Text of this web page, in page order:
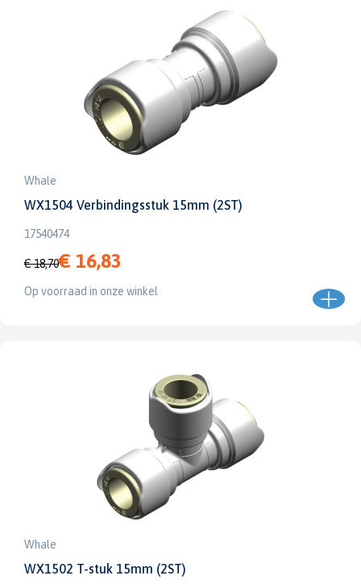
Whale
WX1504 Verbindingsstuk 15mm (2ST)
17540474
€ 18,70€ 16,83
Op voorraad in onze winkel
Whale
WX1502 T-stuk 15mm (2ST)